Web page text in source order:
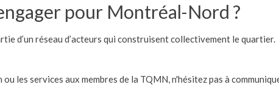
pour Montréal-Nord ?
d’un réseau d’acteurs qui construisent collectivement le quartier.
les services aux membres de la TQMN, n'hésitez pas à